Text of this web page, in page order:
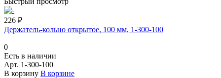
226 ₽
Держатель-кольцо открытое, 100 мм, 1-300-100
0
Есть в наличии
Арт. 1-300-100
В корзину В корзине